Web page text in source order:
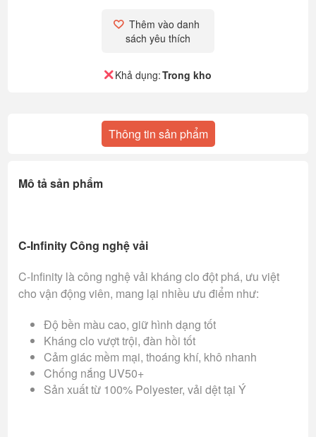
Thêm vào danh
sách yêu thích
Khả dụng:Trong kho
Thông tin sản phẩm
Mô tả sản phẩm
C-Infinity Công nghệ vải
C-Infinity là công nghệ vải kháng clo đột phá, ưu việt
cho vận động viên, mang lại nhiều ưu điểm như:
Độ bền màu cao, giữ hình dạng tốt
Kháng clo vượt trội, đàn hồi tốt
Cảm giác mềm mại, thoáng khí, khô nhanh
Chống nắng UV50+
Sản xuất từ 100% Polyester, vải dệt tại Ý